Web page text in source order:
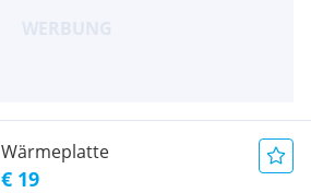
Wärmeplatte
€ 19